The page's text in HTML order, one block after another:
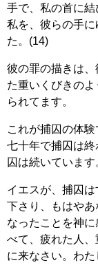
手で、私の首に結
私を、彼らの手
た。(14)
彼の罪の描きは
た重いくびきの
られてます。
これが捕囚の体
七十年で捕囚は
囚は続いています
イエスが、捕囚
下さり、もはやあ
なったことを神
べて、疲れた人
に来なさい。わ